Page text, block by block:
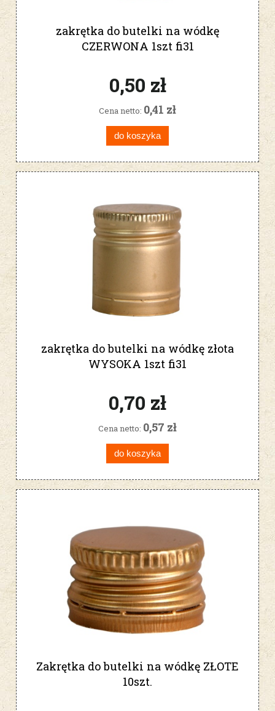
zakrętka do butelki na wódkę
CZERWONA 1szt fi31
0,50 zł
Cena netto: 0,41 zł
do koszyka
zakrętka do butelki na wódkę złota
WYSOKA 1szt fi31
0,70 zł
Cena netto: 0,57 zł
do koszyka
Zakrętka do butelki na wódkę ZŁOTE
10szt.